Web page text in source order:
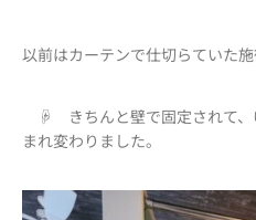
以前はカーテンで仕切らていた
☟ きちんと壁で固定されて、
まれ変わりました。